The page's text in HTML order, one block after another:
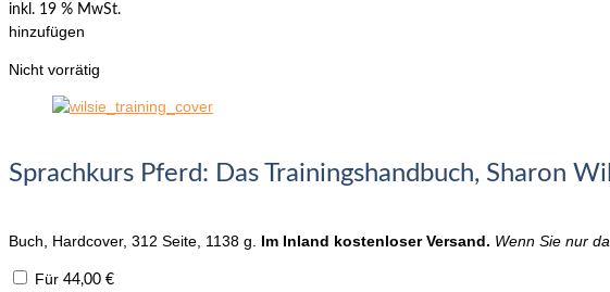
inkl. 19 % MwSt.
hinzufügen
Nicht vorrätig
Sprachkurs Pferd: Das Trainingshandbuch, Sharon
Buch, Hardcover, 312 Seite, 1138 g. Im Inland kostenloser Versand. Wenn Sie nur
Für 44,00 €